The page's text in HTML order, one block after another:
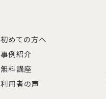
初めての方へ
事例紹介
無料講座
利用者の声